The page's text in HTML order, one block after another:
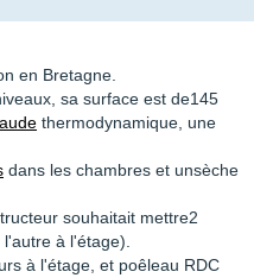
en Bretagne.
sa surface est de145
thermodynamique, une
dans les chambres et unsèche
souhaitait mettre2
à l'étage).
à l'étage, et poêleau RDC